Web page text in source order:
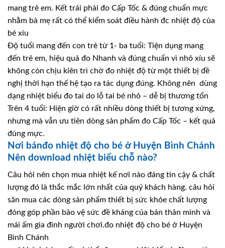
mang trẻ em. Kết trái phải đo Cấp Tốc & đúng chuẩn mực
nhằm bà mẹ rất có thể kiểm soát điều hành đc nhiệt độ của
bé xíu
Độ tuổi mang đến con trẻ từ 1- ba tuổi: Tiện dụng mang
đến trẻ em, hiệu quả đo Nhanh và đúng chuẩn vì nhỏ xíu sẽ
không còn chịu kiên trì chờ đo nhiệt độ từ một thiết bị đề
nghị thời hạn thế hệ tạo ra tác dụng đúng. Không nên dùng
dạng nhiệt biểu đo tai do lỗ tai bé nhỏ – dễ bị thương tổn
Trên 4 tuổi: Hiện giờ có rất nhiều dòng thiết bị tương xứng,
nhưng mà vẫn ưu tiên dòng sản phẩm đo Cấp Tốc – kết quả
đúng mực.
Nơi bánđo nhiệt độ cho bé ở Huyện Bình Chánh
Nên download nhiệt biểu chỗ nào?
Câu hỏi nên chọn mua nhiệt kế nơi nào đáng tin cậy & chất
lượng đó là thắc mắc lớn nhất của quý khách hàng. câu hỏi
săn mua các dòng sản phẩm thiết bị sức khỏe chất lượng
đóng góp phần bảo vệ sức đề kháng của bản thân mình và
mái ấm gia đình người chơi.đo nhiệt độ cho bé ở Huyện
Bình Chánh